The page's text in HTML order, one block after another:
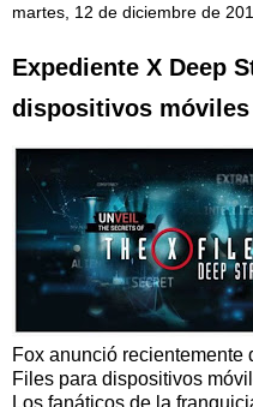
martes, 12 de diciembre de
Expediente X Deep
dispositivos móviles
Fox anunció recientemente
Files para dispositivos